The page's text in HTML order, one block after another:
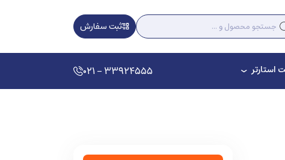
ثبت سفارش
استارتر ۰۲۱ - ۳۳۹۲۴۵۵۵